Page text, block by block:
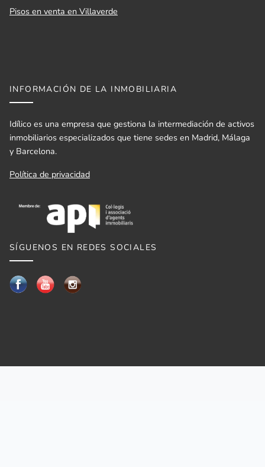
Pisos en venta en Villaverde
INFORMACIÓN DE LA INMOBILIARIA
Idílico es una empresa que gestiona la intermediación de activos
inmobiliarios especializados que tiene sedes en Madrid, Málaga
y Barcelona.
Política de privacidad
SÍGUENOS EN REDES SOCIALES